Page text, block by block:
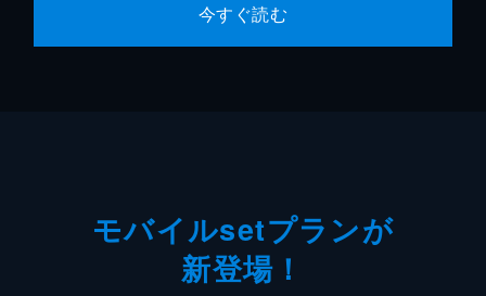
今すぐ読む
モバイルsetプランが
新登場！